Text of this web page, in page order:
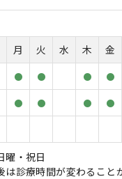
月 火 水 木 金
● ● ● ●
● ● ● ●
曜・祝日
診療時間が変わること